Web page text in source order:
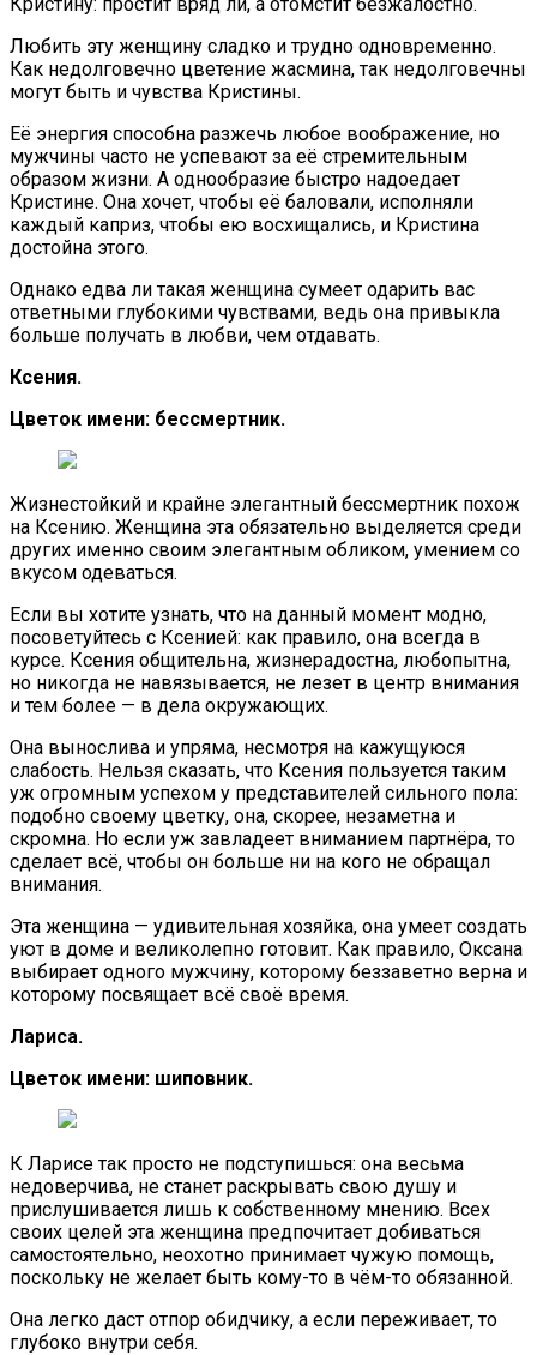
Любить эту женщину сладко и трудно одновременно.
Как недолговечно цветение жасмина, так недолговечны
могут быть и чувства Кристины.
Её энергия способна разжечь любое воображение, но
мужчины часто не успевают за её стремительным
образом жизни. А однообразие быстро надоедает
Кристине. Она хочет, чтобы её баловали, исполняли
каждый каприз, чтобы ею восхищались, и Кристина
достойна этого.
Однако едва ли такая женщина сумеет одарить вас
ответными глубокими чувствами, ведь она привыкла
больше получать в любви, чем отдавать.
Ксения.
Цветок имени: бессмертник.
Жизнестойкий и крайне элегантный бессмертник похож
на Ксению. Женщина эта обязательно выделяется среди
других именно своим элегантным обликом, умением со
вкусом одеваться.
Если вы хотите узнать, что на данный момент модно,
посоветуйтесь с Ксенией: как правило, она всегда в
курсе. Ксения общительна, жизнерадостна, любопытна,
но никогда не навязывается, не лезет в центр внимания
и тем более — в дела окружающих.
Она вынослива и упряма, несмотря на кажущуюся
слабость. Нельзя сказать, что Ксения пользуется таким
уж огромным успехом у представителей сильного пола:
подобно своему цветку, она, скорее, незаметна и
скромна. Но если уж завладеет вниманием партнёра, то
сделает всё, чтобы он больше ни на кого не обращал
внимания.
Эта женщина — удивительная хозяйка, она умеет создать
уют в доме и великолепно готовит. Как правило, Оксана
выбирает одного мужчину, которому беззаветно верна и
которому посвящает всё своё время.
Лариса.
Цветок имени: шиповник.
К Ларисе так просто не подступишься: она весьма
недоверчива, не станет раскрывать свою душу и
прислушивается лишь к собственному мнению. Всех
своих целей эта женщина предпочитает добиваться
самостоятельно, неохотно принимает чужую помощь,
поскольку не желает быть кому-то в чём-то обязанной.
Она легко даст отпор обидчику, а если переживает, то
глубоко внутри себя.